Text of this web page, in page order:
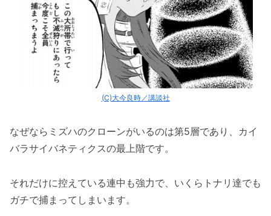
(C)大今良時／講談社
なぜならミズハのクローンがいるのは第5層であり、カイ
バラサイバネティクスの最上階です。
それだけに控えている連中も強力で、いくらトナリ達でも
ガチで捕まってしまいます。